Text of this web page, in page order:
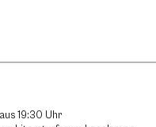
19:30 Uhr